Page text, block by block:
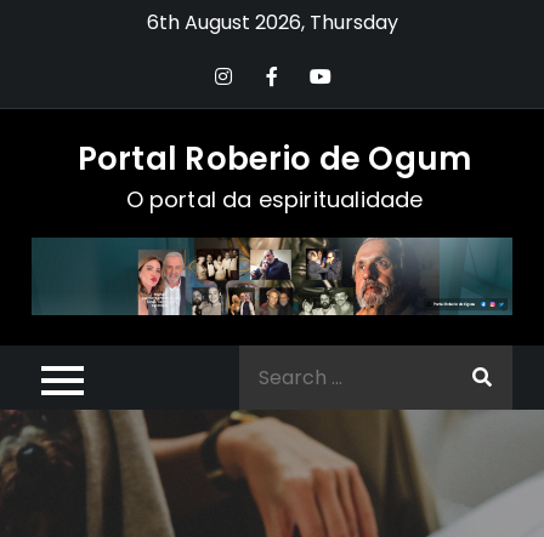
6th August 2026, Thursday
Portal Roberio de Ogum
O portal da espiritualidade